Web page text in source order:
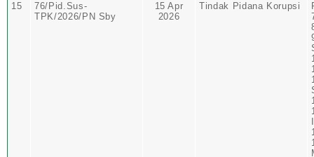
15
76/Pid.Sus-
TPK/2026/PN Sby
15 Apr
2026
Tindak Pidana Korupsi